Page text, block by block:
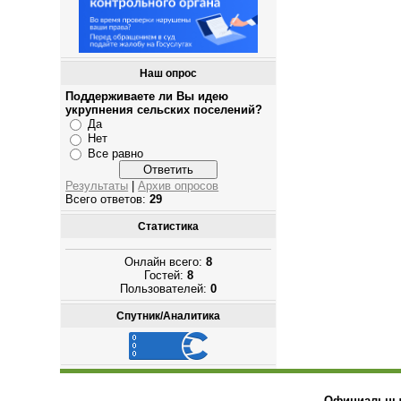
Наш опрос
Поддерживаете ли Вы идею
укрупнения сельских поселений?
Да
Нет
Все равно
Результаты |Архив опросов
Всего ответов:29
Статистика
Онлайн всего:8
Гостей: 8
Пользователей:0
Спутник/Аналитика